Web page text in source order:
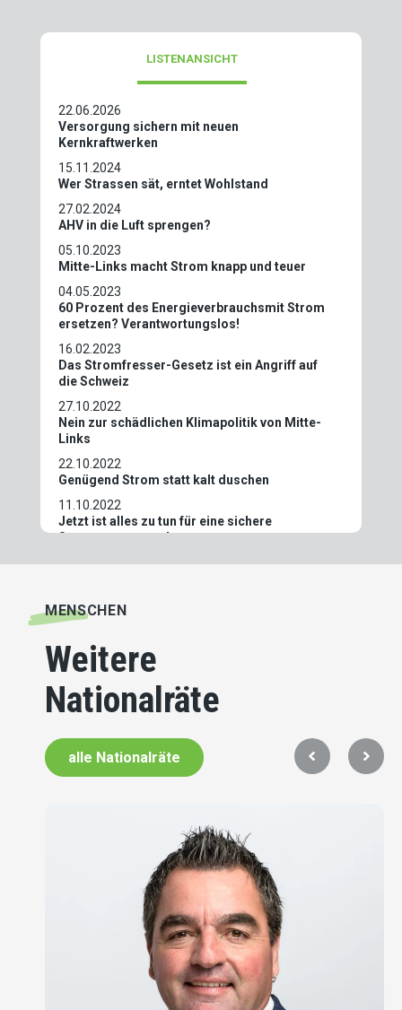
LISTENANSICHT
22.06.2026
Versorgung sichern mit neuen
Kernkraftwerken
15.11.2024
Wer Strassen sät, erntet Wohlstand
27.02.2024
AHV in die Luft sprengen?
05.10.2023
Mitte-Links macht Strom knapp und teuer
04.05.2023
60 Prozent des Energieverbrauchsmit Strom
ersetzen? Verantwortungslos!
16.02.2023
Das Stromfresser-Gesetz ist ein Angriff auf
die Schweiz
27.10.2022
Nein zur schädlichen Klimapolitik von Mitte-
Links
22.10.2022
Genügend Strom statt kalt duschen
11.10.2022
Jetzt ist alles zu tun für eine sichere
Stromversorgung!
30.08.2022
23.06.2022
Entwicklungsland geworden ist
Steuern runter auf Brenn- und Treibstoffen!
braucht einen Strom-General
22.11.2021
Linke Salamitaktik zur CO2-Abzocke
Beschiss an der Bevölkerung
Weniger Zuwanderung statt mehr Abgaben
Beschiss auch bei der Rückverteilung an die
MENSCHEN
Weitere
Nationalräte
alle Nationalräte